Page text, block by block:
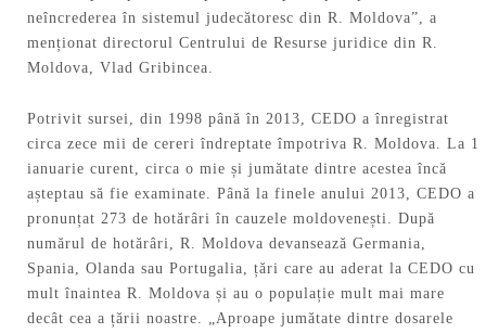
neîncrederea în sistemul judecătoresc din R. Moldova”, a
menționat directorul Centrului de Resurse juridice din R.
Moldova, Vlad Gribincea.
Potrivit sursei, din 1998 până în 2013, CEDO a înregistrat
circa zece mii de cereri îndreptate împotriva R. Moldova. La 1
ianuarie curent, circa o mie și jumătate dintre acestea încă
așteptau să fie examinate. Până la finele anului 2013, CEDO a
pronunțat 273 de hotărâri în cauzele moldovenești. După
numărul de hotărâri, R. Moldova devansează Germania,
Spania, Olanda sau Portugalia, țări care au aderat la CEDO cu
mult înaintea R. Moldova și au o populație mult mai mare
decât cea a țării noastre. „Aproape jumătate dintre dosarele